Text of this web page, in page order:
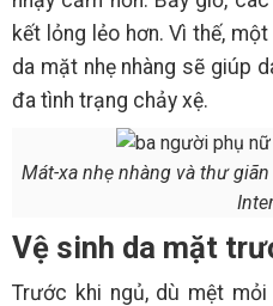
kết lỏng lẻo hơn. Vì thế,
da mặt nhẹ nhàng sẽ giúp
đa tình trạng chảy xệ.
Mát-xa nhẹ nhàng và thư
Vệ sinh da mặt
Trước khi ngủ, dù mệt